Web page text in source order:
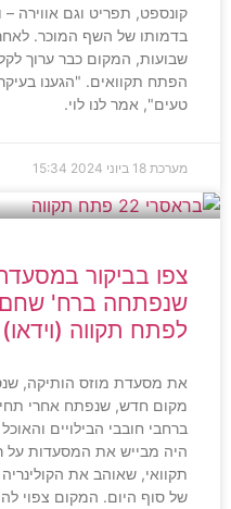
קונספט, תפריט וגם אווירה –
בדמותו של השף המוכר.
שבועות, המקום כבר ערוך
הפתח תקוואים. "הגענו
טעים", אמר לנו לוי.
מערכת 18 ביוני 2024 15:34
שנפתחה ברח'
לפתח תקווה (וידאו)
את מסעדת מוזס הותיקה,
מקום חדש, שנפתח אחרי
ברחבי חובבי הבילויים
היה מבייש את המסעדות על
תקוואי, שאוהב את
של סוף היום. המקום צפוי